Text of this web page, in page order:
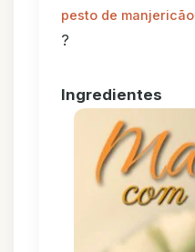
pesto de manjericão
?
Ingredientes